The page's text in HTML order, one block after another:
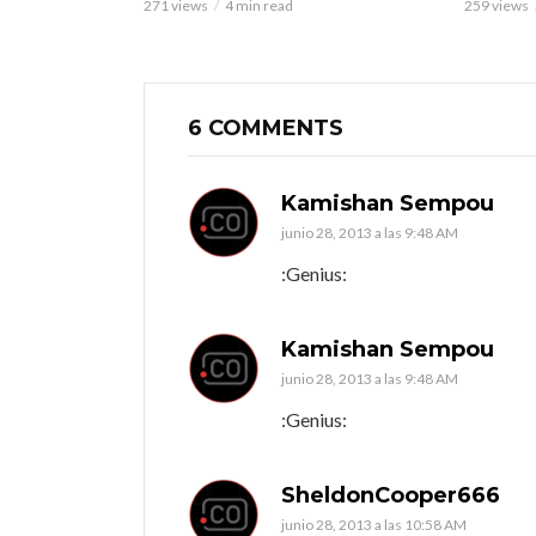
271 views 4 min read 259 views
6 COMMENTS
Kamishan Sempou
junio 28, 2013 a las 9:48 AM
:Genius:
Kamishan Sempou
junio 28, 2013 a las 9:48 AM
:Genius:
SheldonCooper666
junio 28, 2013 a las 10:58 AM